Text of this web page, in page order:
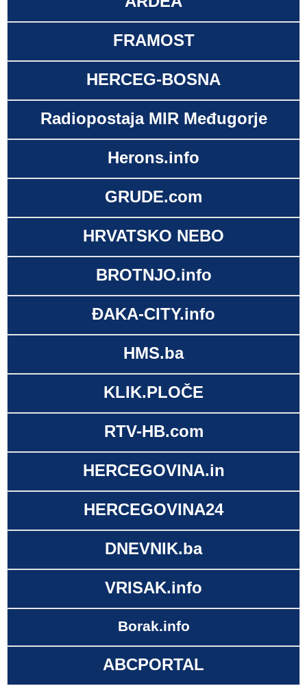
FRAMOST
HERCEG-BOSNA
Radiopostaja MIR Međugorje
Herons.info
GRUDE.com
HRVATSKO NEBO
BROTNJO.info
ĐAKA-CITY.info
HMS.ba
KLIK.PLOČE
RTV-HB.com
HERCEGOVINA.in
HERCEGOVINA24
DNEVNIK.ba
VRISAK.info
Borak.info
ABCPORTAL